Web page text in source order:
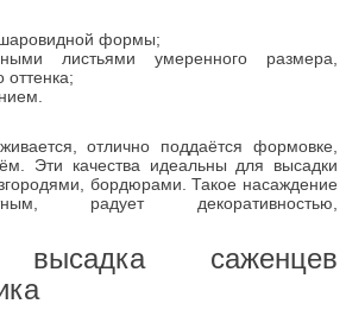
формы;
листьями умеренного размера,
оттенка;
отлично поддаётся формовке,
Эти качества идеальны для высадки
бордюрами. Такое насаждение
радует декоративностью,
высадка саженцев